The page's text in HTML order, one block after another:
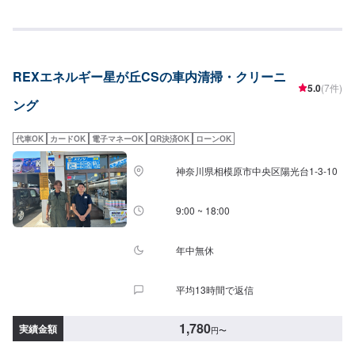
REXエネルギー星が丘CSの車内清掃・クリーニ
ング
5.0(7件)
代車OK カードOK 電子マネーOK QR決済OK ローンOK
神奈川県相模原市中央区陽光台1-3-10
9:00 ~ 18:00
年中無休
平均13時間で返信
実績金額 1,780円〜